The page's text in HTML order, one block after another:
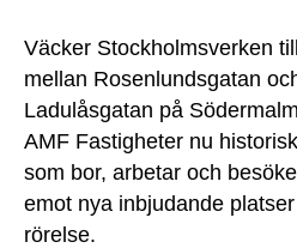
Väcker Stockholmsverken
mellan Rosenlundsgatan
Ladulåsgatan på
AMF Fastigheter nu
som bor, arbetar och
emot nya inbjudande
rörelse.